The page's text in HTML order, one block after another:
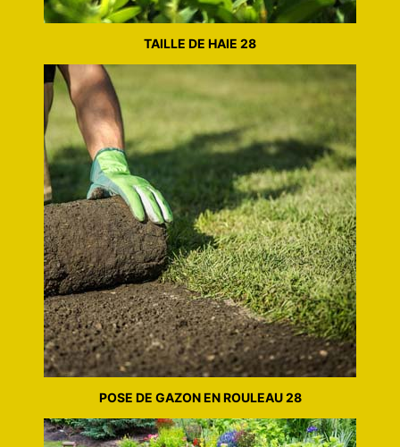
TAILLE DE HAIE 28
POSE DE GAZON EN ROULEAU 28